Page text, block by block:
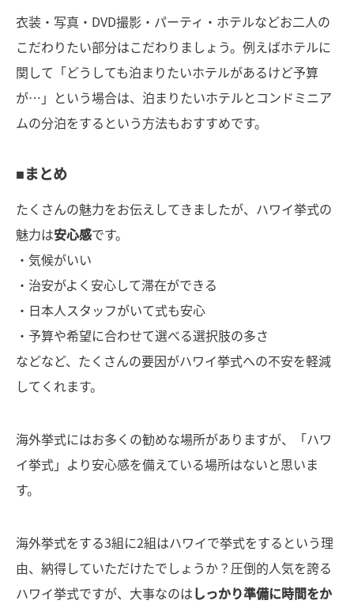
衣装・写真・DVD撮影・パーティ・ホテルなどお二人の
こだわりたい部分はこだわりましょう。例えばホテルに
関して「どうしても泊まりたいホテルがあるけど予算
が…」という場合は、泊まりたいホテルとコンドミニア
ムの分泊をするという方法もおすすめです。
■まとめ
たくさんの魅力をお伝えしてきましたが、ハワイ挙式の
魅力は安心感です。
・気候がいい
・治安がよく安心して滞在ができる
・日本人スタッフがいて式も安心
・予算や希望に合わせて選べる選択肢の多さ
などなど、たくさんの要因がハワイ挙式への不安を軽減
してくれます。
海外挙式にはお多くの勧めな場所がありますが、「ハワ
イ挙式」より安心感を備えている場所はないと思いま
す。
海外挙式をする3組に2組はハワイで挙式をするという理
由、納得していただけたでしょうか？圧倒的人気を誇る
ハワイ挙式ですが、大事なのはしっかり準備に時間をか